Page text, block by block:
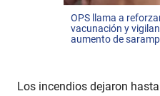
OPS llama a
vacunación y
aumento de
Los incendios dejaron